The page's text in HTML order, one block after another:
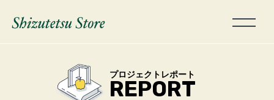
プロジェクトレポート
REPORT